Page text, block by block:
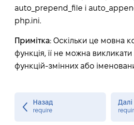
auto_prepend_file і
php.ini.
Примітка: Оскільки це мовна
функція, її не можна
функцій-змінних або
Назад
require
Далі